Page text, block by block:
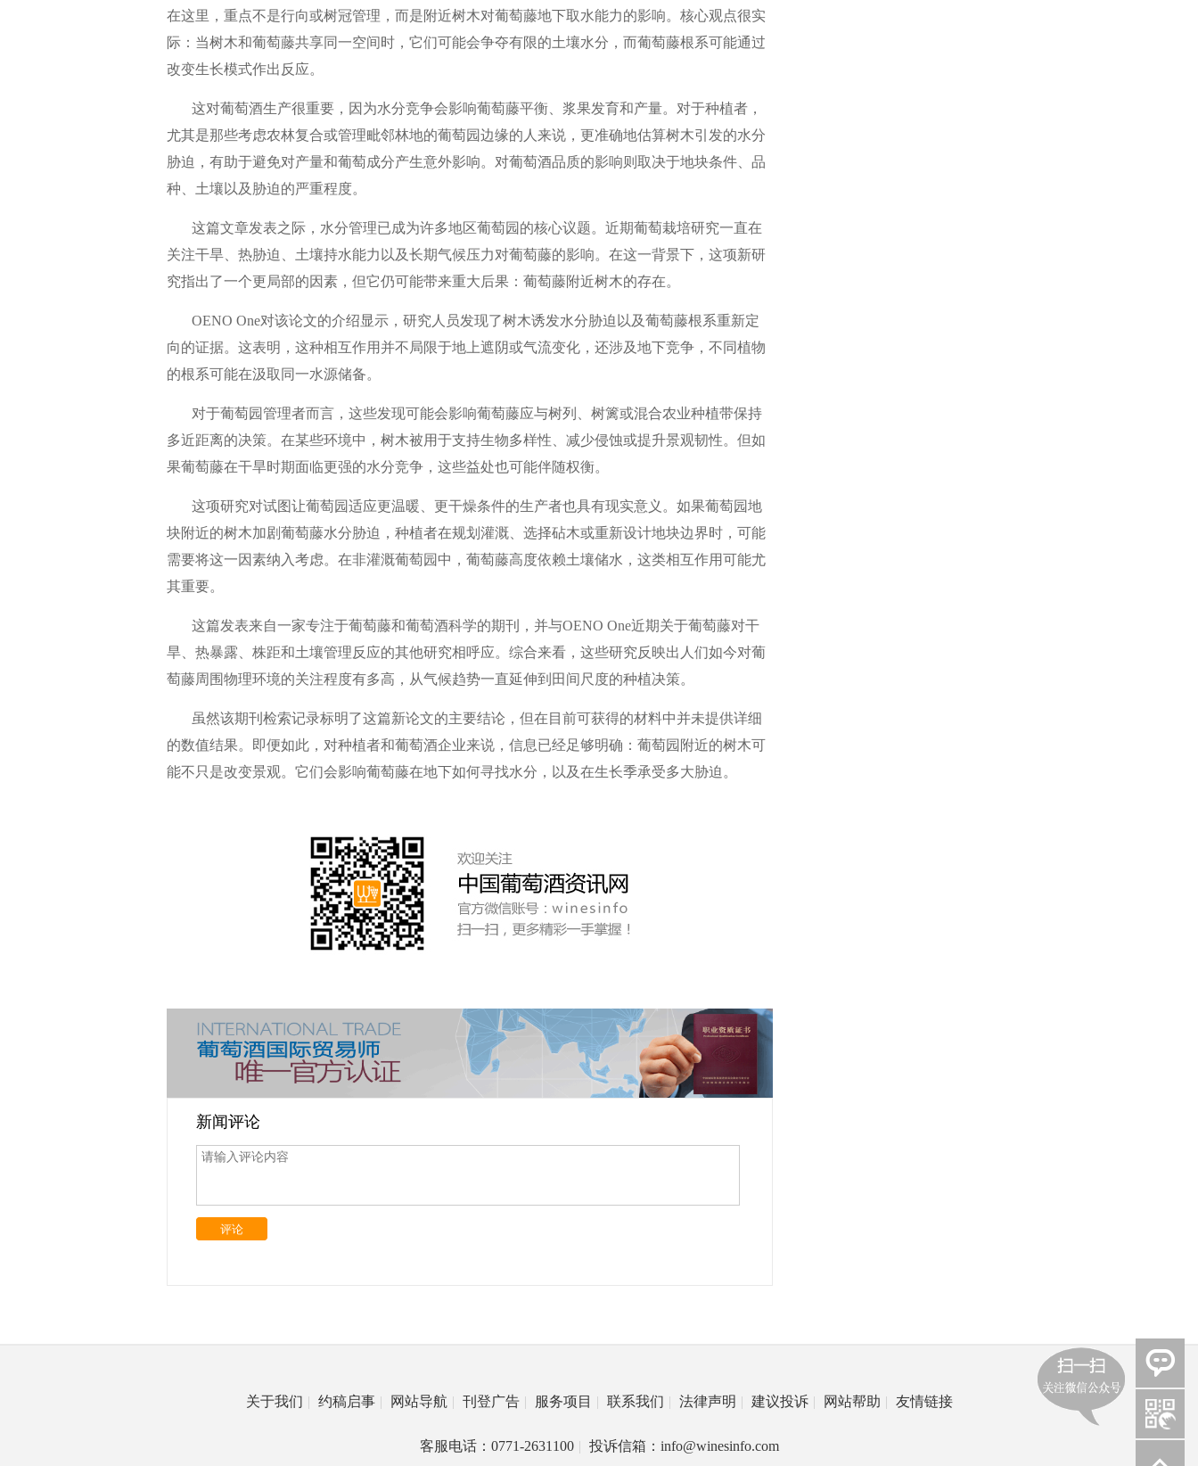
在这里，重点不是行向或树冠管理，而是附近树木对葡萄藤地下取水能力的影响。核心观点很实
际：当树木和葡萄藤共享同一空间时，它们可能会争夺有限的土壤水分，而葡萄藤根系可能通过
改变生长模式作出反应。
这对葡萄酒生产很重要，因为水分竞争会影响葡萄藤平衡、浆果发育和产量。对于种植者，
尤其是那些考虑农林复合或管理毗邻林地的葡萄园边缘的人来说，更准确地估算树木引发的水分
胁迫，有助于避免对产量和葡萄成分产生意外影响。对葡萄酒品质的影响则取决于地块条件、品
种、土壤以及胁迫的严重程度。
这篇文章发表之际，水分管理已成为许多地区葡萄园的核心议题。近期葡萄栽培研究一直在
关注干旱、热胁迫、土壤持水能力以及长期气候压力对葡萄藤的影响。在这一背景下，这项新研
究指出了一个更局部的因素，但它仍可能带来重大后果：葡萄藤附近树木的存在。
OENO One对该论文的介绍显示，研究人员发现了树木诱发水分胁迫以及葡萄藤根系重新定
向的证据。这表明，这种相互作用并不局限于地上遮阴或气流变化，还涉及地下竞争，不同植物
的根系可能在汲取同一水源储备。
对于葡萄园管理者而言，这些发现可能会影响葡萄藤应与树列、树篱或混合农业种植带保持
多近距离的决策。在某些环境中，树木被用于支持生物多样性、减少侵蚀或提升景观韧性。但如
果葡萄藤在干旱时期面临更强的水分竞争，这些益处也可能伴随权衡。
这项研究对试图让葡萄园适应更温暖、更干燥条件的生产者也具有现实意义。如果葡萄园地
块附近的树木加剧葡萄藤水分胁迫，种植者在规划灌溉、选择砧木或重新设计地块边界时，可能
需要将这一因素纳入考虑。在非灌溉葡萄园中，葡萄藤高度依赖土壤储水，这类相互作用可能尤
其重要。
这篇发表来自一家专注于葡萄藤和葡萄酒科学的期刊，并与OENO One近期关于葡萄藤对干
旱、热暴露、株距和土壤管理反应的其他研究相呼应。综合来看，这些研究反映出人们如今对葡
萄藤周围物理环境的关注程度有多高，从气候趋势一直延伸到田间尺度的种植决策。
虽然该期刊检索记录标明了这篇新论文的主要结论，但在目前可获得的材料中并未提供详细
的数值结果。即便如此，对种植者和葡萄酒企业来说，信息已经足够明确：葡萄园附近的树木可
能不只是改变景观。它们会影响葡萄藤在地下如何寻找水分，以及在生长季承受多大胁迫。
新闻评论
评论
关于我们 | 约稿启事 | 网站导航 | 刊登广告 | 服务项目 | 联系我们 | 法律声明 | 建议投诉 | 网站帮助 | 友情链接
客服电话：0771-2631100 | 投诉信箱：info@winesinfo.com